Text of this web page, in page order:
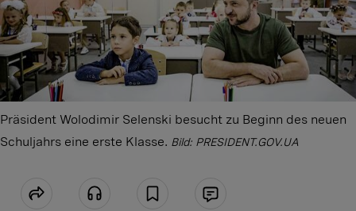
Präsident Wolodimir Selenski besucht zu Beginn des neuen
Schuljahrs eine erste Klasse. Bild: PRESIDENT.GOV.UA